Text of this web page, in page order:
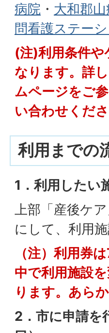
病院 ・ 大和郡
問看護ステー
(注)利用条件
なります。詳
ムページをご
い合わせくださ
利用までの
1．利用したい
上部「産後ケ
にして、利用
（注）利用券
中で利用施設
ります。あら
2．市に申請を